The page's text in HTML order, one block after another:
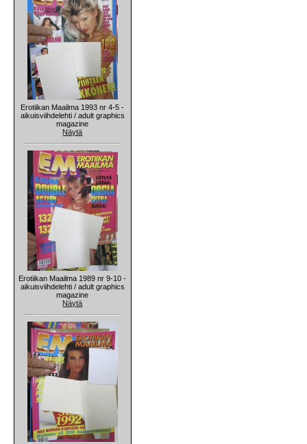
Erotiikan Maailma 1993 nr 4-5 -
aikuisviihdelehti / adult graphics
magazine
Näytä
Erotiikan Maailma 1989 nr 9-10 -
aikuisviihdelehti / adult graphics
magazine
Näytä